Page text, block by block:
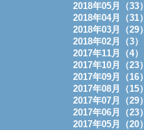
2018年05月（33）
2018年04月（31）
2018年03月（29）
2018年02月（3）
2017年11月（4）
2017年10月（23）
2017年09月（16）
2017年08月（15）
2017年07月（29）
2017年06月（23）
2017年05月（20）